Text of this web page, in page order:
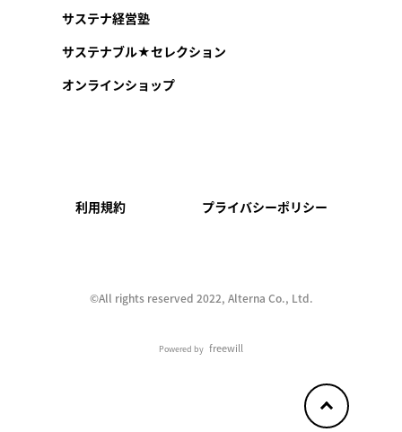
サステナ経営塾
サステナブル★セレクション
オンラインショップ
利用規約 プライバシーポリシー
©︎All rights reserved 2022, Alterna Co., Ltd.
Powered by freewill